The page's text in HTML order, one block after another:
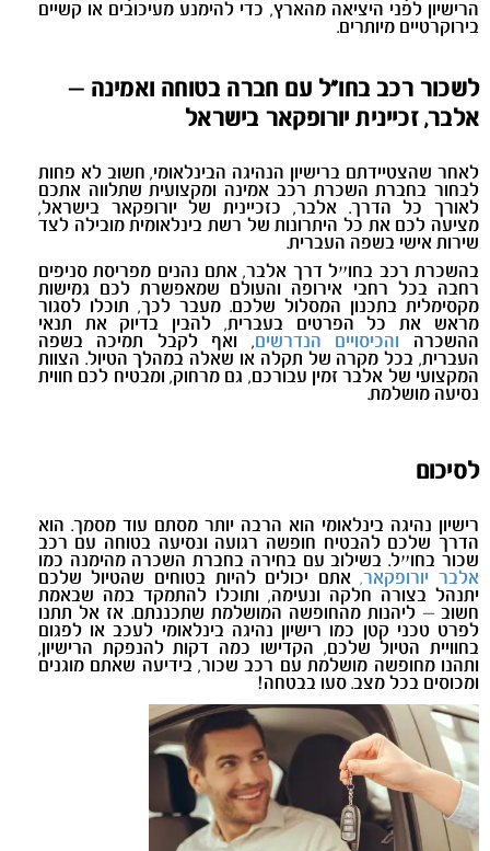
הרישיון לפני היציאה מהארץ, כדי להימנע מעיכובים או קשיים
בירוקרטיים מיותרים.
לשכור רכב בחו"ל עם חברה בטוחה ואמינה –
אלבר, זכיינית יורופקאר בישראל
לאחר שהצטיידתם ברישיון הנהיגה הבינלאומי, חשוב לא פחות
לבחור בחברת השכרת רכב אמינה ומקצועית שתלווה אתכם
לאורך כל הדרך. אלבר, כזכיינית של יורופקאר בישראל,
מציעה לכם את כל היתרונות של רשת בינלאומית מובילה לצד
שירות אישי בשפה העברית.
בהשכרת רכב בחו״ל דרך אלבר, אתם נהנים מפריסת סניפים
רחבה בכל רחבי אירופה והעולם שמאפשרת לכם גמישות
מקסימלית בתכנון המסלול שלכם. מעבר לכך, תוכלו לסגור
מראש את כל הפרטים בעברית, להבין בדיוק את תנאי
ההשכרה והכיסויים הנדרשים, ואף לקבל תמיכה בשפה
העברית, בכל מקרה של תקלה או שאלה במהלך הטיול. הצוות
המקצועי של אלבר זמין עבורכם, גם מרחוק, ומבטיח לכם חווית
נסיעה מושלמת.
לסיכום
רישיון נהיגה בינלאומי הוא הרבה יותר מסתם עוד מסמך. הוא
הדרך שלכם להבטיח חופשה רגועה ונסיעה בטוחה עם רכב
שכור בחו״ל. בשילוב עם בחירה בחברת השכרה מהימנה כמו
אלבר יורופקאר, אתם יכולים להיות בטוחים שהטיול שלכם
יתנהל בצורה חלקה ונעימה, ותוכלו להתמקד במה שבאמת
חשוב – ליהנות מהחופשה המושלמת שתכננתם. אז אל תתנו
לפרט טכני קטן כמו רישיון נהיגה בינלאומי לעכב או לפגום
בחוויית הטיול שלכם, הקדישו כמה דקות להנפקת הרישיון,
ותהנו מחופשה מושלמת עם רכב שכור, בידיעה שאתם מוגנים
ומכוסים בכל מצב. סעו בבטחה!